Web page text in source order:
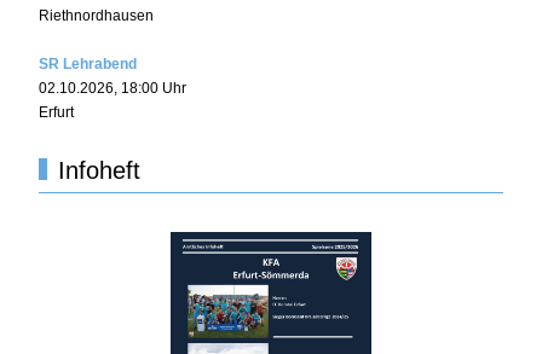
Riethnordhausen
SR Lehrabend
02.10.2026 18:00 Uhr
Erfurt
Infoheft